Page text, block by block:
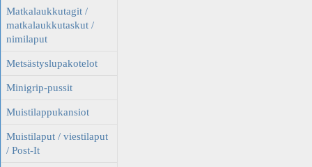
Matkalaukkutagit /
matkalaukkutaskut /
nimilaput
Metsästyslupakotelot
Minigrip-pussit
Muistilappukansiot
Muistilaput / viestilaput
/ Post-It